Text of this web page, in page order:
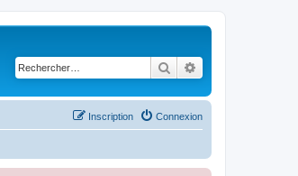
Rechercher
Connexion
Inscription